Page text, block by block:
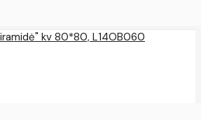
kv 80*80, L14OB060